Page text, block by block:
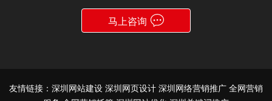
马上咨询
友情链接： 深圳网站建设 深圳网页设计 深圳网络营销推广 全网营销